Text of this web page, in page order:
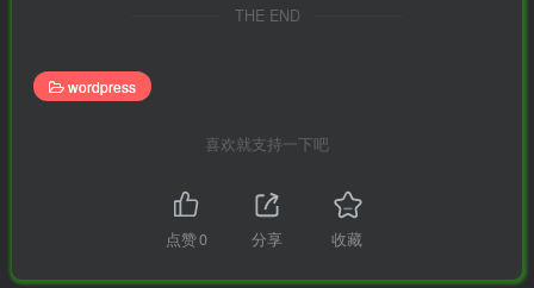
THE END
wordpress
喜欢就支持一下吧
点赞0 分享 收藏